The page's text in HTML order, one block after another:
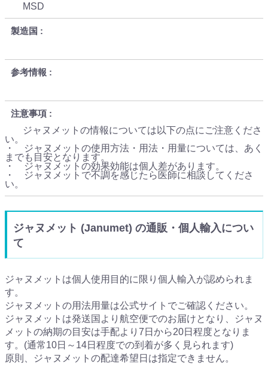
MSD
製造国
参考情報
注意事項
ジャヌメットの情報については以下の点にご注意くださ
い。
・ ジャヌメットの使用方法・用法・用量については、あく
までも目安となります。
・ ジャヌメットの効果効能は個人差があります。
・ ジャヌメットで不調を感じたら医師に相談してくださ
い。
ジャヌメット (Janumet) の通販・個人輸入につい
て
ジャヌメットは個人使用目的に限り個人輸入が認められま
す。
ジャヌメットの用法用量は公式サイトでご確認ください。
ジャヌメットは発送国より航空便でのお届けとなり、ジャヌ
メットの納期の目安は手配より7日から20日程度となりま
す。(通常10日～14日程度での到着が多く見られます)
原則、ジャヌメットの配達希望日は指定できません。